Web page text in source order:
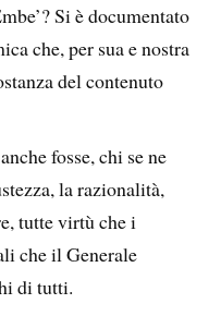
Si è documentato
che, per sua e nostra
del contenuto
fosse, chi se ne
la razionalità,
tutte virtù che i
che il Generale
di tutti.